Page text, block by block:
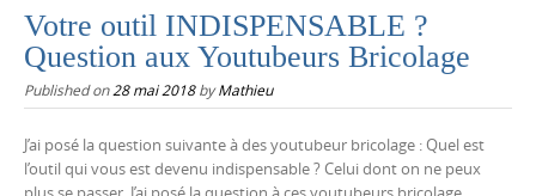
Votre outil INDISPENSABLE ?
Question aux Youtubeurs Bricolage
Published on28 mai 2018byMathieu
J’ai posé la question suivante à des youtubeur bricolage : Quel est
l’outil qui vous est devenu indispensable ? Celui dont on ne peux